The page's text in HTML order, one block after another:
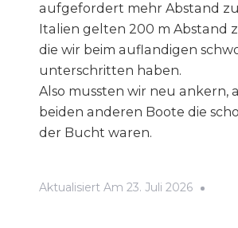
aufgefordert mehr Abstand
Italien gelten 200 m Abstand
die wir beim auflandigen
unterschritten haben.
Also mussten wir neu ankern,
beiden anderen Boote die
der Bucht waren.
Aktualisiert Am 23. Juli 2026